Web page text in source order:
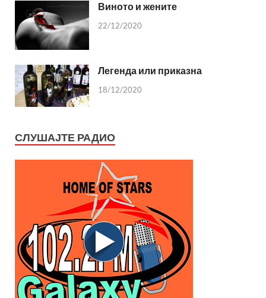
Виното и жените
22/12/2020
Легенда или приказна
18/12/2020
СЛУШАЈТЕ РАДИО